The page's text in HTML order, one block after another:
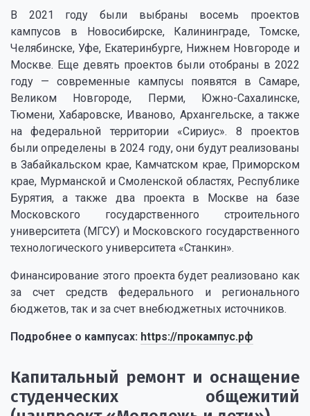
В 2021 году были выбраны восемь проектов
кампусов в Новосибирске, Калининграде, Томске,
Челябинске, Уфе, Екатеринбурге, Нижнем Новгороде и
Москве. Еще девять проектов были отобраны в 2022
году — современные кампусы появятся в Самаре,
Великом Новгороде, Перми, Южно-Сахалинске,
Тюмени, Хабаровске, Иваново, Архангельске, а также
на федеральной территории «Сириус». 8 проектов
были определены в 2024 году, они будут реализованы
в Забайкальском крае, Камчатском крае, Приморском
крае, Мурманской и Смоленской областях, Республике
Бурятия, а также два проекта в Москве на базе
Московского государственного строительного
университета (МГСУ) и Московского государственного
технологического университета «Станкин».
Финансирование этого проекта будет реализовано как
за счет средств федерального и регионального
бюджетов, так и за счет внебюджетных источников.
Подробнее о кампусах: https://прокампус.рф
Капитальный ремонт и оснащение
студенческих общежитий